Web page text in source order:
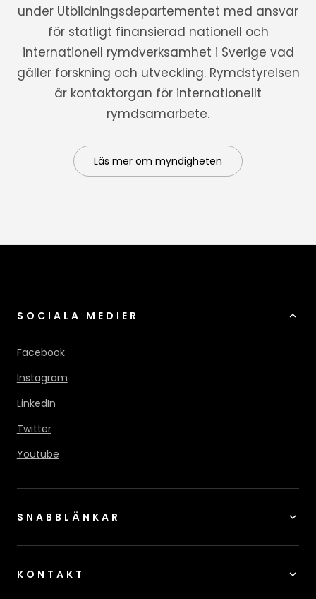
under Utbildningsdepartementet med ansvar
för statligt finansierad nationell och
internationell rymdverksamhet i Sverige vad
gäller forskning och utveckling. Rymdstyrelsen
är kontaktorgan för internationellt
rymdsamarbete.
Läs mer om myndigheten
SOCIALA MEDIER
Facebook
Instagram
LinkedIn
Twitter
Youtube
SNABBLÄNKAR
KONTAKT